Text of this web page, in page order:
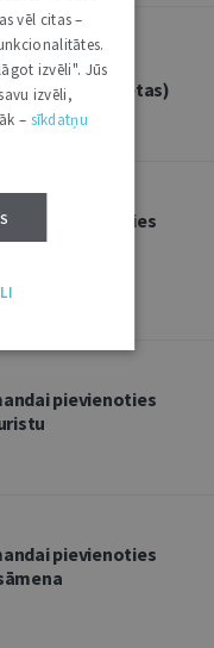
pievienoties
(2 amata vietas)
pievienoties
izstrādes
pievienoties
pievienoties
vēl citas –
izvēli". Jūs
izvēli,
– sīkdatņu